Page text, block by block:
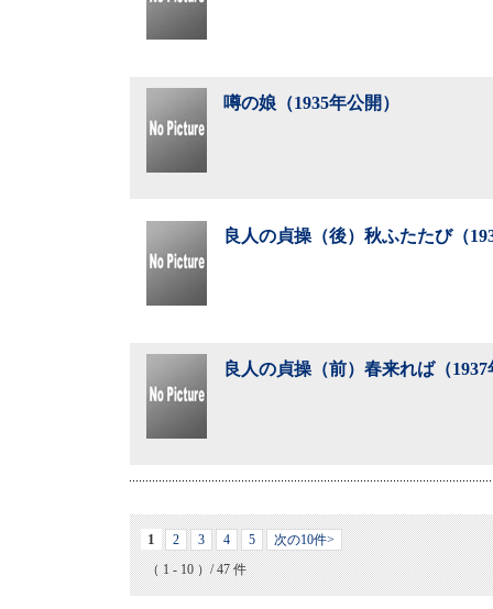
噂の娘（1935年公開）
良人の貞操（後）秋ふたたび（
良人の貞操（前）春来れば（
1 2 3 4 5
次の10件>
（ 1 - 10 ）/ 47 件